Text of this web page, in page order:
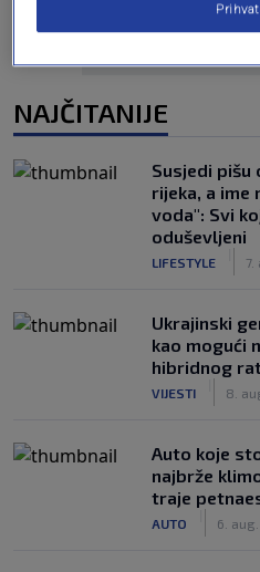
NAJČITANIJE
Susjedi pišu
rijeka, a ime
voda": Svi
oduševljeni
LIFESTYLE 7.
Ukrajinski
kao mogući
hibridnog
VIJESTI 8.
Auto koje
najbrže
traje
AUTO 6. aug.